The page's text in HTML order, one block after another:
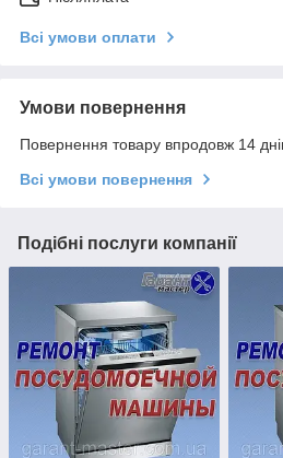
Всі умови оплати
Умови повернення
Повернення товару впродовж 14
Всі умови повернення
Подібні послуги компанії